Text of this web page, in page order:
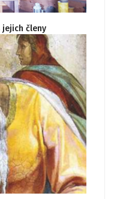
jejich členy